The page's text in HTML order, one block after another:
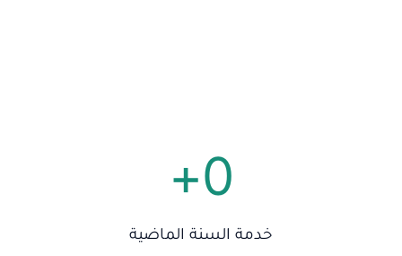
خدمة السنة الماضية
0
+